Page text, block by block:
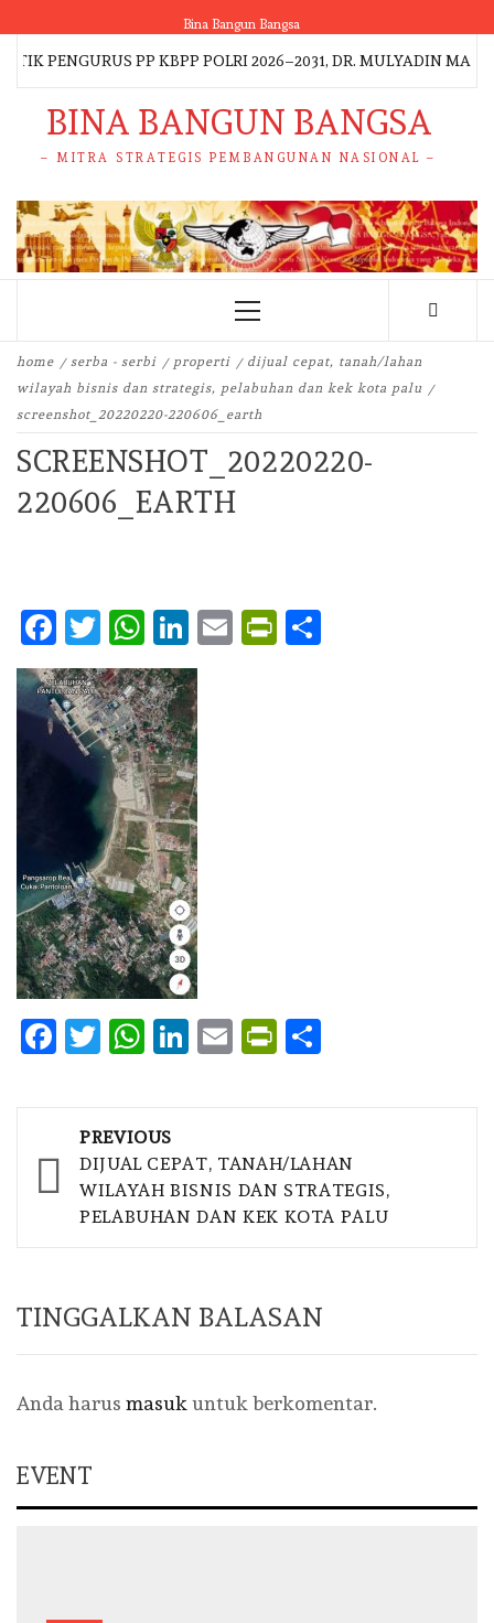
to
content
Bina Bangun Bangsa
PENGURUS PP KBPP POLRI 2026–2031, DR. MULYADIN MALIK
BINA BANGUN BANGSA
– MITRA STRATEGIS PEMBANGUNAN NASIONAL –
Primary
home serba - serbi properti
dijual cepat, tanah/lahan
wilayah bisnis dan strategis, pelabuhan dan kek kota palu
screenshot_20220220-220606_earth
SCREENSHOT_20220220-
220606_EARTH
Facebook
Twitter
WhatsApp
LinkedIn
EmailPrintFriendly
Facebook
Twitter
WhatsApp
LinkedIn
EmailPrintFriendly
Post
navigation
PREVIOUS
DIJUAL CEPAT, TANAH/LAHAN
WILAYAH BISNIS DAN STRATEGIS,
PELABUHAN DAN KEK KOTA PALU
TINGGALKAN BALASAN
Anda harus masuk untuk berkomentar.
EVENT